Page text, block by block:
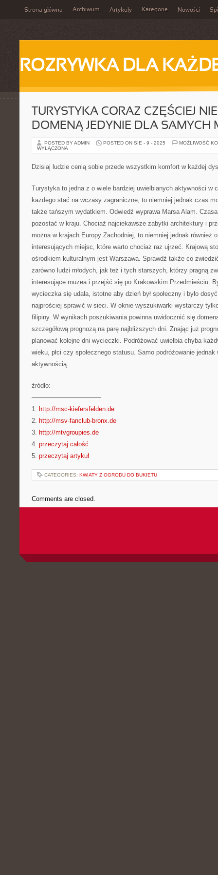
Strona główna Archiwum Artykuły Kategorie Nowości
ROZRYWKA DLA
TURYSTYKA CORAZ CZĘŚCIEJ
DOMENĄ JEDYNIE DLA SAMYCH
POSTED BY ADMIN POSTED ON SIE - 9 - 2025
MOŻLIWOŚĆ
WYŁĄCZONA
Dzisiaj ludzie cenią sobie przede wszystkim komfort w każdej
Turystyka to jedna z o wiele bardziej uwielbianych aktywności w
każdego stać na wczasy zagraniczne, to niemniej jednak czas
także tańszym wydatkiem. Odwiedź wyprawa Marsa Alam.
pozostać w kraju. Chociaż najciekawsze zabytki architektury i
można w krajach Europy Zachodniej, to niemniej jednak również
interesujących miejsc, które warto chociaż raz ujrzeć. Krajową
ośrodkiem kulturalnym jest Warszawa. Sprawdź także co
zarówno ludzi młodych, jak też i tych starszych, którzy pragną
interesujące muzea i przejść się po Krakowskim Przedmieściu.
wycieczka się udała, istotne aby dzień był społeczny i było
najprościej sprawić w sieci. W oknie wyszukiwarki wystarczy
filipiny. W wynikach poszukiwania powinna uwidocznić się
szczegółową prognozą na parę najbliższych dni. Znając już
planować kolejne dni wycieczki. Podróżować uwielbia chyba
wieku, płci czy społecznego statusu. Samo podróżowanie
aktywnością.
źródło:
———————————
1. http://msc-kiefersfelden.de
2. http://msv-fanclub-bronx.de
3. http://mtvgroupies.de
4. przeczytaj całość
5. przeczytaj artykuł
CATEGORIES: KWIATY Z OGRODU DO BUKIETU
Comments are closed.